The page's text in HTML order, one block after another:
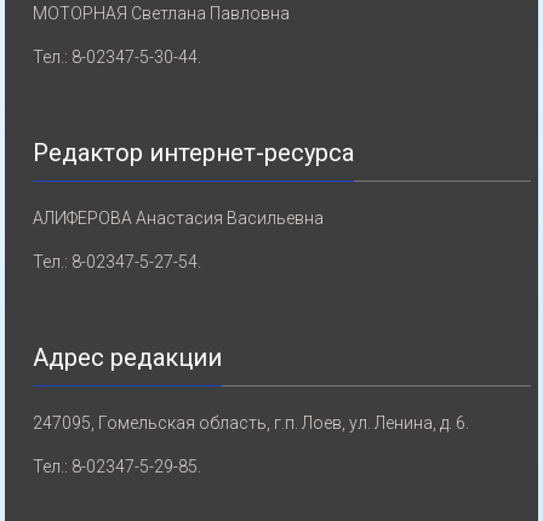
МОТОРНАЯ Светлана Павловна
Тел.: 8-02347-5-30-44.
Редактор интернет-ресурса
АЛИФЕРОВА Анастасия Васильевна
Тел.: 8-02347-5-27-54.
Адрес редакции
247095, Гомельская область, г.п. Лоев, ул. Ленина, д. 6.
Тел.: 8-02347-5-29-85.